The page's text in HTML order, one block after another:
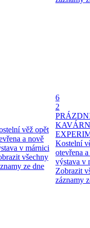
věž opět
a nově
v márnici
všechny
ze dne
6
2
Kostelní
otevřena
výstava v
Zobrazit
záznamy